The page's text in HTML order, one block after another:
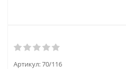
Артикул:70/116